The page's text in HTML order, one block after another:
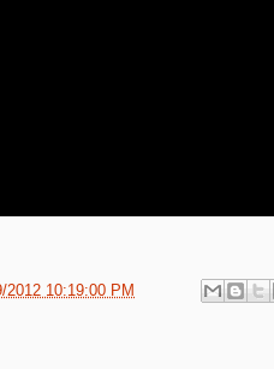
2012 10:19:00 PM